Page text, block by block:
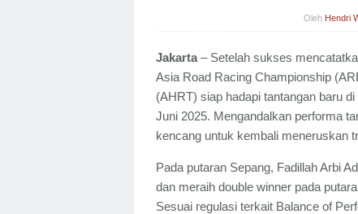
Oleh Hendri
Jakarta– Setelah sukses
Asia Road Racing Championship
(AHRT) siap hadapi tantangan baru
Juni 2025. Mengandalkan performa
kencang untuk kembali meneruskan
Pada putaran Sepang, Fadillah Arbi
dan meraih double winner pada
Sesuai regulasi terkait Balance of